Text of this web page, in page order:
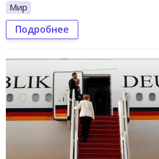
Мир
Подробнее